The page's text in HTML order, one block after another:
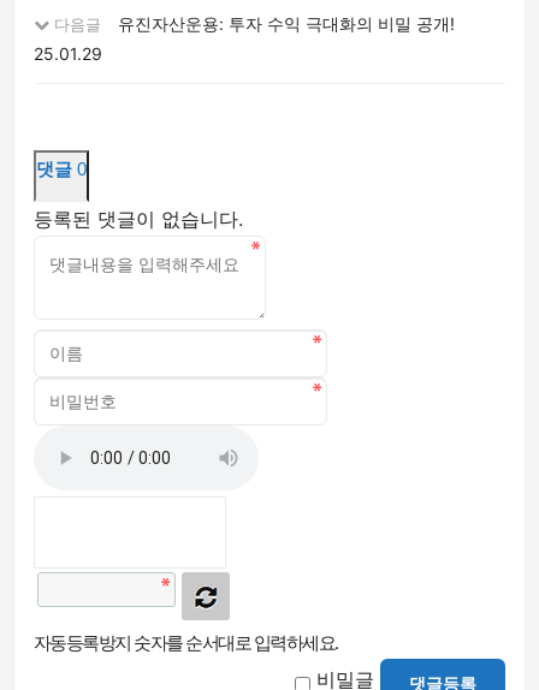
다음글
유진자산운용: 투자 수익 극대화의 비밀 공개!
25.01.29
댓글 0
등록된 댓글이 없습니다.
자동등록방지 숫자를 순서대로 입력하세요.
비밀글 댓글등록